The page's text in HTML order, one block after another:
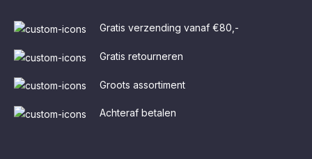
Gratis verzending vanaf €80,-
Gratis retourneren
Groots assortiment
Achteraf betalen